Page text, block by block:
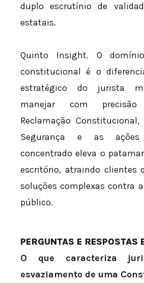
duplo escrutínio de
estatais.
Quinto Insight. O
constitucional é o
estratégico do jurista
manejar com
Reclamação
Segurança e as
concentrado eleva o
escritório, atraindo clientes
soluções complexas contra
público.
PERGUNTAS E RESPOSTAS
O que caracteriza
esvaziamento de uma